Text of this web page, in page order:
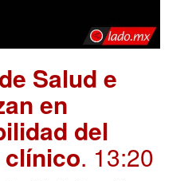
Salud e
en
del
clínico. 13:20